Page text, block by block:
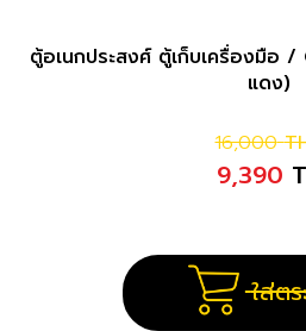
ตู้อเนกประสงศ์ ตู้เก็บเครื่องมือ
แดง)
16,000
9,390
ใส่ต